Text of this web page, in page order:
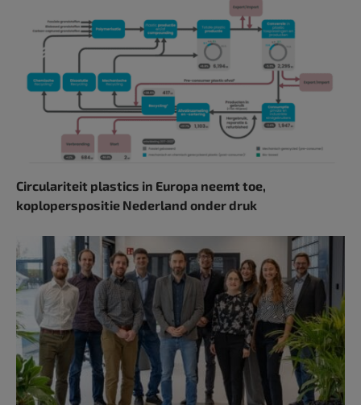
Circulariteit plastics in Europa neemt toe,
koploperspositie Nederland onder druk